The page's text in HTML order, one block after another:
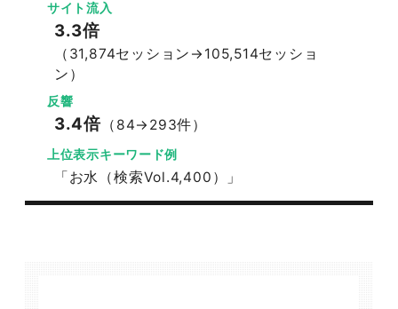
サイト流入
3.3倍
（31,874セッション→105,514セッショ
ン）
反響
3.4倍 （84→293件）
上位表示キーワード例
「お水（検索Vol.4,400）」